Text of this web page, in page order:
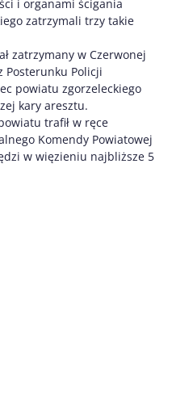
i organami ścigania
zatrzymali trzy takie
zatrzymany w Czerwonej
Posterunku Policji
powiatu zgorzeleckiego
kary aresztu.
trafił w ręce
Komendy Powiatowej
w więzieniu najbliższe 5